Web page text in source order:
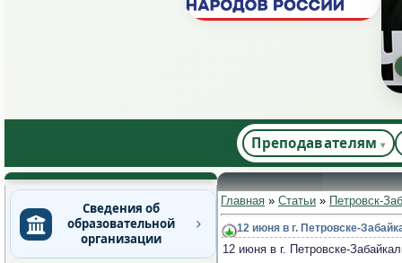
Преподавателям
Сведения об
образовательной
организации
Главная » Статьи » Петровск-
12 июня в г. Петровске-
12 июня в г. Петровске-